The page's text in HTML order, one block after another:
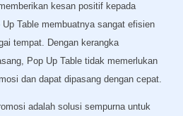
kesan positif kepada
Table membuatnya sangat efisien
tempat. Dengan kerangka
Pop Up Table tidak memerlukan
dan dapat dipasang dengan cepat.
adalah solusi sempurna untuk